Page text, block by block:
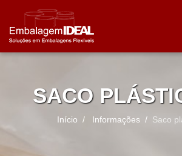
SACO
Início Informações Saco